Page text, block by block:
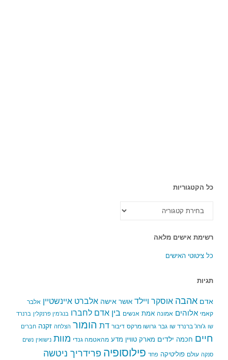
כל הקטגוריות
הקטגוריות
רשימת אישים מלאה
כל ציטוטי האישים
תגיות
אדם אהבה אוסקר ויילד אושר אישה אלברט איינשטיין אלבר
קאמי אלוהים אמונה אמת אנשים בין אדם לחברו בנג'מין פרנקלין ברנרד
שו ג'ורג' ברנרד שו גבר גרושו מרקס דיבור דת הומור הצלחה זקנה חברים
חיים חכמה ילדים מארק טוויין מדע מהאטמה גנדי מוות נישואין נשים
סנקה עולם פוליטיקה פחד פילוסופיה פרידריך ניטשה